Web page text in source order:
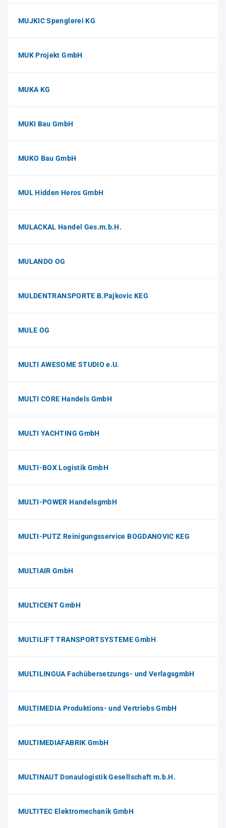
MUJKIC Spenglerei KG
MUK Projekt GmbH
MUKA KG
MUKI Bau GmbH
MUKO Bau GmbH
MUL Hidden Heros GmbH
MULACKAL Handel Ges.m.b.H.
MULANDO OG
MULDENTRANSPORTE B.Pajkovic KEG
MULE OG
MULTI AWESOME STUDIO e.U.
MULTI CORE Handels GmbH
MULTI YACHTING GmbH
MULTI-BOX Logistik GmbH
MULTI-POWER HandelsgmbH
MULTI-PUTZ Reinigungsservice BOGDANOVIC KEG
MULTIAIR GmbH
MULTICENT GmbH
MULTILIFT TRANSPORTSYSTEME GmbH
MULTILINGUA Fachübersetzungs- und VerlagsgmbH
MULTIMEDIA Produktions- und Vertriebs GmbH
MULTIMEDIAFABRIK GmbH
MULTINAUT Donaulogistik Gesellschaft m.b.H.
MULTITEC Elektromechanik GmbH